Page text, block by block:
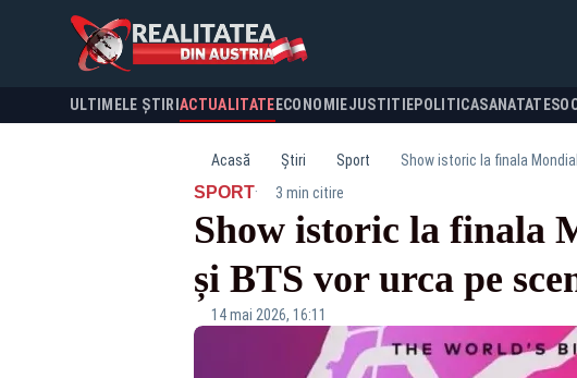
ULTIMELE ȘTIRI ACTUALITATE ECONOMIEJUSTITIEPOLITICASANATATE
Acasă Știri Sport Show istoric la finala
SPORT· 3 min citire
Show istoric la finala
și BTS vor urca pe
14 mai 2026, 16:11